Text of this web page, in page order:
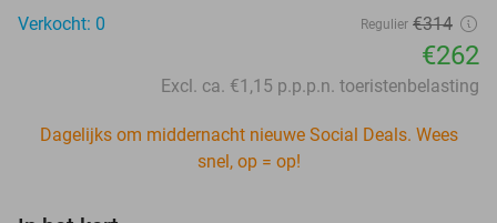
Verkocht: 0
Regulier €314
€262
Excl. ca. €1,15 p.p.p.n. toeristenbelasting
Dagelijks om middernacht nieuwe Social Deals. Wees
snel, op = op!